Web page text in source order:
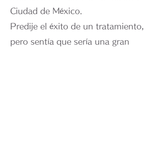
Ciudad de México.
Predije el éxito de un tratamiento,
pero sentía que sería una gran